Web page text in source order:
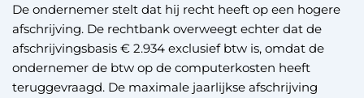
De ondernemer stelt dat hij recht heeft op een hogere
afschrijving. De rechtbank overweegt echter dat de
afschrijvingsbasis € 2.934 exclusief btw is, omdat de
ondernemer de btw op de computerkosten heeft
teruggevraagd. De maximale jaarlijkse afschrijving